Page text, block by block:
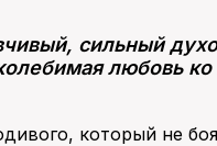
сильный
любовь
который не